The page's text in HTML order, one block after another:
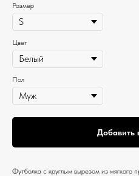
Размер
Цвет
Пол
Добавить
Футболка c круглым вырезом из мягкого